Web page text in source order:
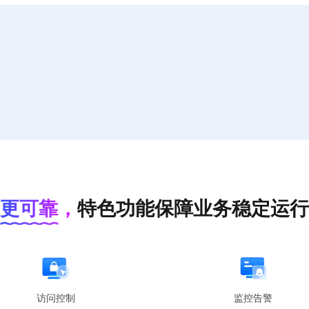
更可靠， 特色功能保障业务稳定运行
访问控制 监控告警